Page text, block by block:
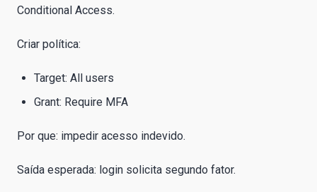
Conditional Access.
Criar política:
Target: All users
Grant: Require MFA
Por que: impedir acesso indevido.
Saída esperada: login solicita segundo fator.